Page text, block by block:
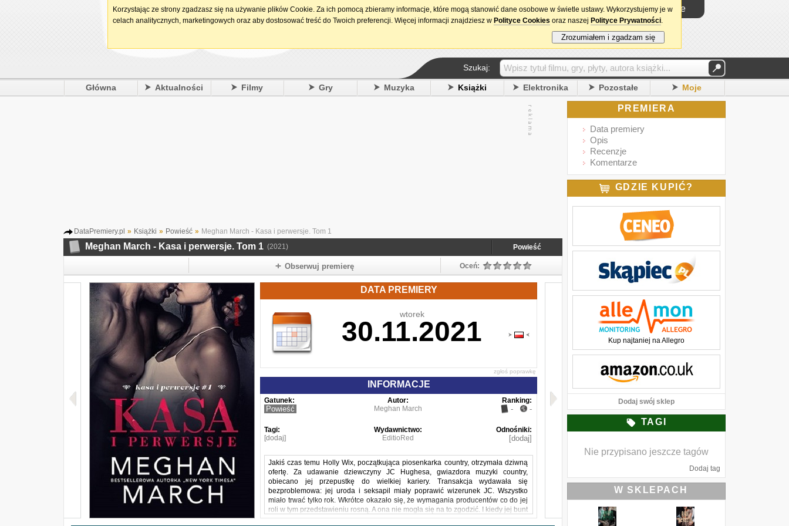
15. urodziny DataPremiery.pl Logowanie
Szukaj:
Główna Aktualności Filmy Gry Muzyka Książki Elektronika Pozostałe Moje
DataPremiery.pl » Książki » Powieść » Meghan March - Kasa i perwersje. Tom 1
Meghan March - Kasa i perwersje. Tom 1 (2021) Powieść
Obserwuj premierę Oceń:
DATA PREMIERY
wtorek
30.11.2021
zgłoś poprawkę
INFORMACJE
Gatunek:
Powieść
Autor:
Meghan March
Ranking:
- -
Tagi:
[dodaj]
Wydawnictwo:
EditioRed
Odnośniki:
[dodaj]
Jakiś czas temu Holly Wix, początkująca piosenkarka country, otrzymała dziwną
ofertę. Za udawanie dziewczyny JC Hughesa, gwiazdora muzyki country,
obiecano jej przepustkę do wielkiej kariery. Transakcja wydawała się
bezproblemowa: jej uroda i seksapil miały poprawić wizerunek JC. Wszystko
miało trwać tylko rok. Wkrótce okazało się, że wymagania producentów co do jej
roli w tym przedstawieniu rosną. A ona nie mogła się na to zgodzić. I kiedy jej bunt
zaczął się mieszać z poczuciem klęski - i ze sporą dawką whiskey - zjawił się ten
PREMIERA
Data premiery
Opis
Recenzje
Komentarze
GDZIE KUPIĆ?
Kup najtaniej na Allegro
Dodaj swój sklep
TAGI
Nie przypisano jeszcze tagów
Dodaj tag
W SKLEPACH
Korzystając ze strony zgadzasz się na używanie plików Cookie. Za ich pomocą zbieramy informacje, które mogą stanowić dane osobowe w świetle ustawy. Wykorzystujemy je w
celach analitycznych, marketingowych oraz aby dostosować treść do Twoich preferencji. Więcej informacji znajdziesz w Polityce Cookies oraz naszej Polityce Prywatności.
Zrozumiałem i zgadzam się